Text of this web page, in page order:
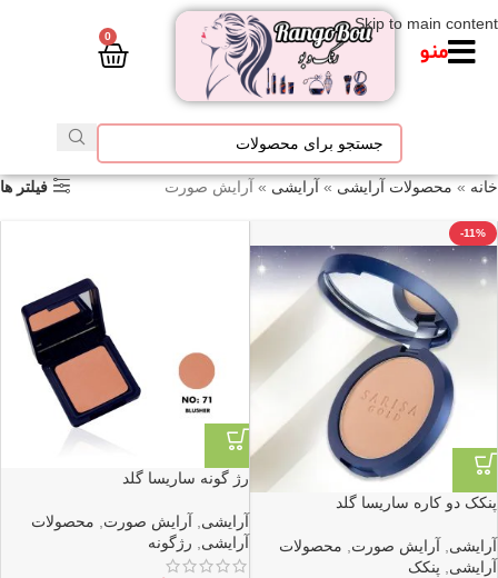
Skip to main content
منو
0
خانه » محصولات آرایشی » آرایشی » آرایش صورت فیلتر ها
-11%
پنکک دو کاره ساریسا گلد
آرایشی, آرایش صورت, محصولات
آرایشی, پنکک
رژ گونه ساریسا گلد
آرایشی, آرایش صورت, محصولات
آرایشی, رژگونه